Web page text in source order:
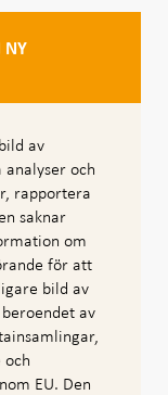
NY
av
och
rapportera
saknar
om
för att
bild av
av
EU. Den